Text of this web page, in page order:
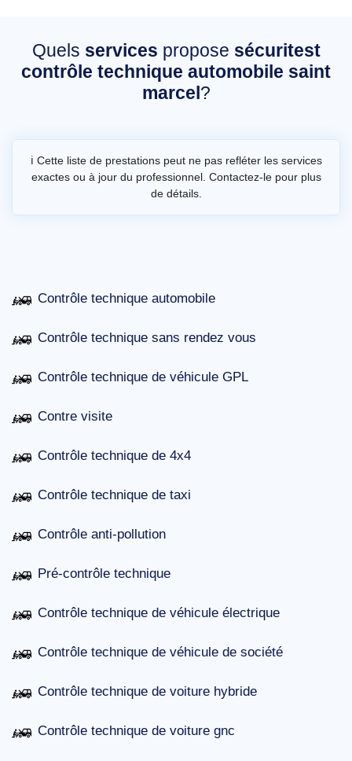
Quels services propose sécuritest
contrôle technique automobile saint
marcel?
ℹ️ Cette liste de prestations peut ne pas refléter les services
exactes ou à jour du professionnel. Contactez-le pour plus
de détails.
Contrôle technique automobile
Contrôle technique sans rendez vous
Contrôle technique de véhicule GPL
Contre visite
Contrôle technique de 4x4
Contrôle technique de taxi
Contrôle anti-pollution
Pré-contrôle technique
Contrôle technique de véhicule électrique
Contrôle technique de véhicule de société
Contrôle technique de voiture hybride
Contrôle technique de voiture gnc